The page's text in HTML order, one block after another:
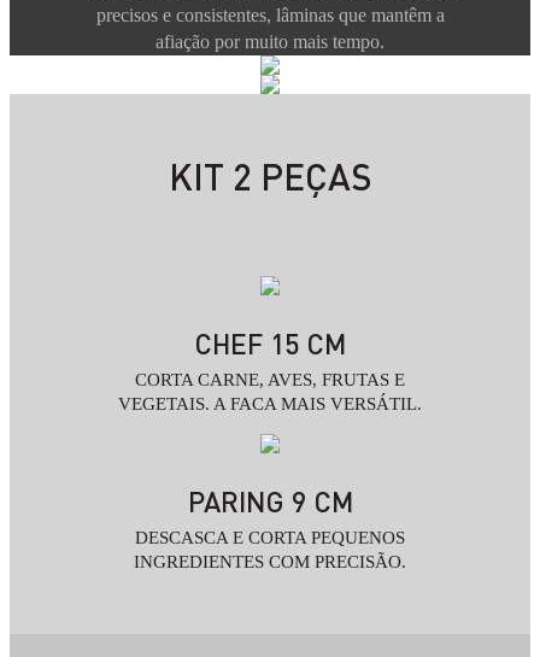
precisos e consistentes, lâminas que mantêm a
afiação por muito mais tempo.
KIT 2 PEÇAS
CHEF 15 CM
CORTA CARNE, AVES, FRUTAS E
VEGETAIS. A FACA MAIS VERSÁTIL.
PARING 9 CM
DESCASCA E CORTA PEQUENOS
INGREDIENTES COM PRECISÃO.